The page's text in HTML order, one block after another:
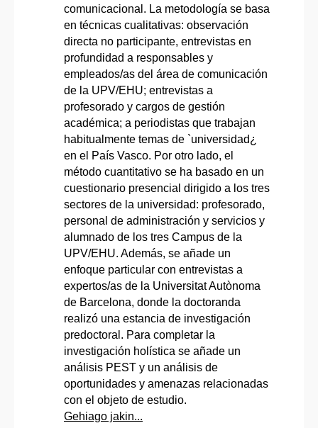
comunicacional. La metodología se basa
en técnicas cualitativas: observación
directa no participante, entrevistas en
profundidad a responsables y
empleados/as del área de comunicación
de la UPV/EHU; entrevistas a
profesorado y cargos de gestión
académica; a periodistas que trabajan
habitualmente temas de `universidad¿
en el País Vasco. Por otro lado, el
método cuantitativo se ha basado en un
cuestionario presencial dirigido a los tres
sectores de la universidad: profesorado,
personal de administración y servicios y
alumnado de los tres Campus de la
UPV/EHU. Además, se añade un
enfoque particular con entrevistas a
expertos/as de la Universitat Autònoma
de Barcelona, donde la doctoranda
realizó una estancia de investigación
predoctoral. Para completar la
investigación holística se añade un
análisis PEST y un análisis de
oportunidades y amenazas relacionadas
con el objeto de estudio.
Gehiago jakin...